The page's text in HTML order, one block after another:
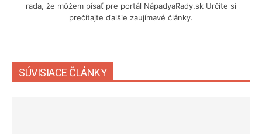
rada, že môžem písať pre portál NápadyaRady.sk Určite si
prečítajte ďalšie zaujímavé články.
SÚVISIACE ČLÁNKY